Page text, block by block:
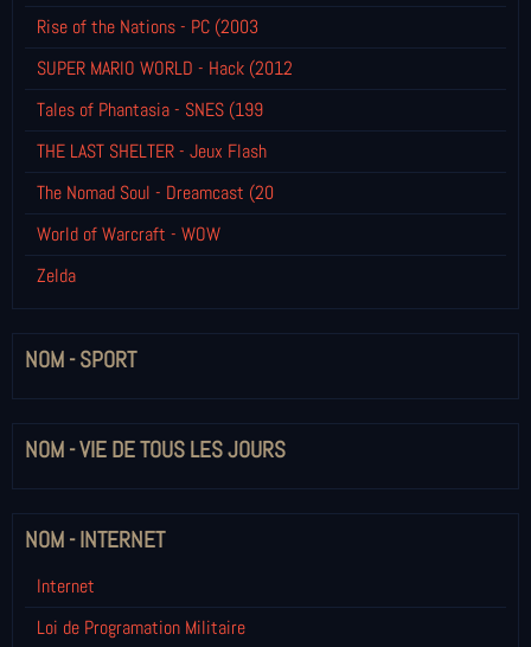
Rise of the Nations - PC (2003
SUPER MARIO WORLD - Hack (2012
Tales of Phantasia - SNES (199
THE LAST SHELTER - Jeux Flash
The Nomad Soul - Dreamcast (20
World of Warcraft - WOW
Zelda
NOM - SPORT
NOM - VIE DE TOUS LES JOURS
NOM - INTERNET
Internet
Loi de Programation Militaire